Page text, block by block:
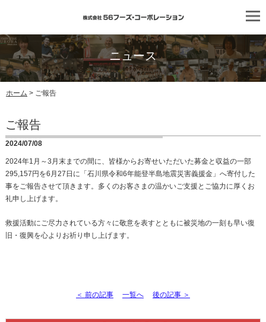
ニュース
ホーム > ご報告
ご報告
2024/07/08
2024年1月～3月末までの間に、皆様からお寄せいただいた募金と収益の一部
295,157円を6月27日に「石川県令和6年能登半島地震災害義援金」へ寄付した
事をご報告させて頂きます。多くのお客さまの温かいご支援とご協力に厚くお
礼申し上げます。
救援活動にご尽力されている方々に敬意を表すとともに被災地の一刻も早い復
旧・復興を心よりお祈り申し上げます。
＜ 前の記事 一覧へ 後の記事 ＞